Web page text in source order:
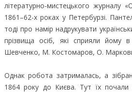
літературно-мистецького журналу
1861–62-х роках у Петербурзі.
тоді про намір надрукувати
прізвища осіб, які сприяли йому
Шевченко, М. Костомаров, О.
Однак робота затрималась, а
1864 року до Києва. Тут їх почали